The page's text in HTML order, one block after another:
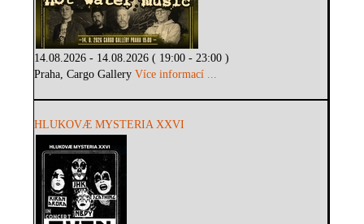
14.08.2026 - 14.08.2026 ( 19:00 - 23:00 )
Praha, Cargo GalleryVíce informací ...
HLUKOVÆ MYSTERIA XXVI